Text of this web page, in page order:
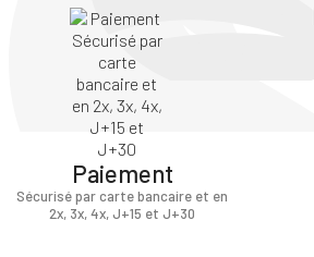
Paiement
Sécurisé par carte bancaire et en
2x, 3x, 4x, J+15 et J+30